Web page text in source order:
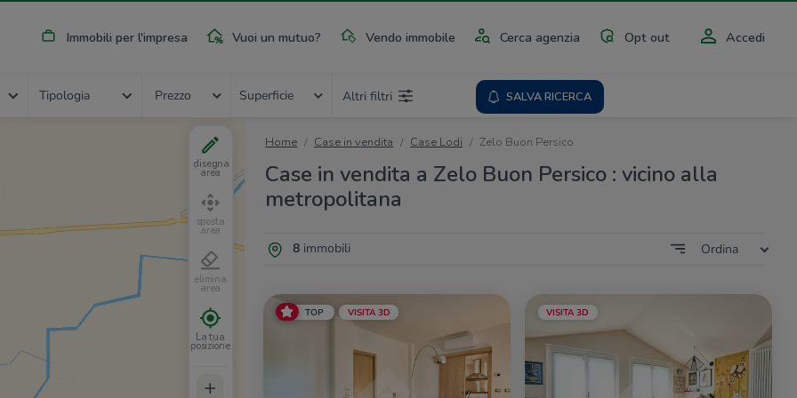
Immobili per l'impresa Vuoi un mutuo? Vendo immobile Cerca agenzia Opt out Accedi
Tipologia Prezzo Superficie Altri filtri SALVA RICERCA
Home Case in vendita Case Lodi Zelo Buon Persico
Case in vendita a Zelo Buon Persico : vicino alla
metropolitana
8immobili Ordina
TOP VISITA 3D VISITA 3D
disegna
area
sposta
area
elimina
area
La tua
posizione
+